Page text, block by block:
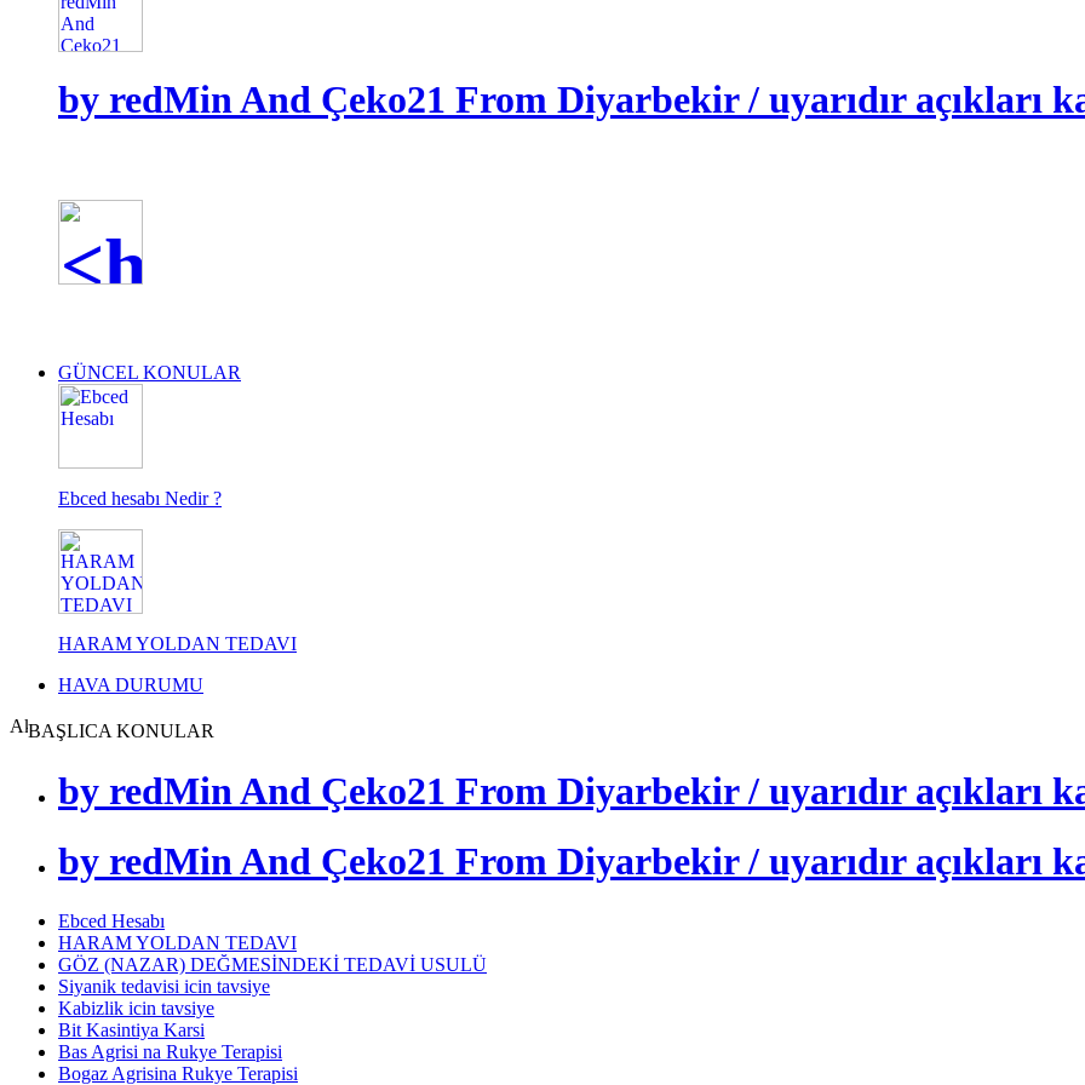
by redMin And Çeko21 From Diyarbekir / uyarıdır açıkları
GÜNCEL KONULAR
Ebced hesabı Nedir ?
HARAM YOLDAN TEDAVI
HAVA DURUMU
BAŞLICA KONULAR
by redMin And Çeko21 From Diyarbekir / uyarıdır açıkları
by redMin And Çeko21 From Diyarbekir / uyarıdır açıkları
Ebced Hesabı
HARAM YOLDAN TEDAVI
GÖZ (NAZAR) DEĞMESİNDEKİ TEDAVİ USULÜ
Siyanik tedavisi icin tavsiye
Kabizlik icin tavsiye
Bit Kasintiya Karsi
Bas Agrisi na Rukye Terapisi
Bogaz Agrisina Rukye Terapisi